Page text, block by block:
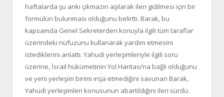
haftalarda şu anki çıkmazın aşılarak ileri gidilmesi için bir
formülün bulunması olduğunu belirtti. Barak, bu
kapsamda Genel Sekreterden konuyla ilgili tüm taraflar
üzerindeki nüfuzunu kullanarak yardım etmesini
istediklerini anlattı. Yahudi yerleşimleriyle ilgili soru
üzerine, İsrail hükümetinin Yol Haritası’na bağlı olduğunu
ve yeni yerleşim birimi inşa etmediğini savunan Barak,
Yahudi yerleşimleri konusunun abartıldığını ileri sürdü.